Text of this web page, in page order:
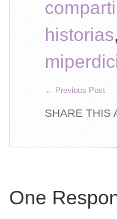
historias,
← Previous Post
SHARE THIS
One